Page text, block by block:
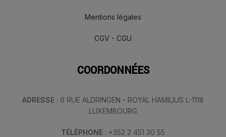
Mentions légales
CGV - CGU
COORDONNÉES
ADRESSE : 6 RUE ALDRINGEN - ROYAL HAMILIUS L-1118
LUXEMBOURG
TÉLÉPHONE : +352 2 451 30 55